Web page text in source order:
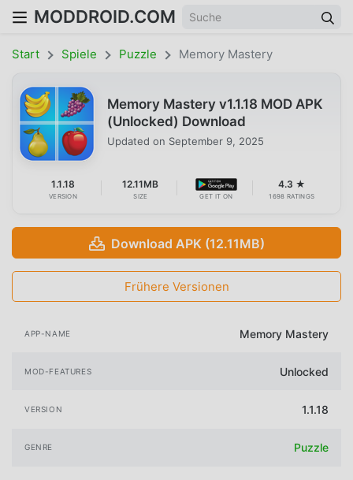
MODDROID.COM
Start Spiele Puzzle Memory Mastery
Memory Mastery v1.1.18 MOD APK
(Unlocked) Download
Updated on September 9, 2025
1.1.18
VERSION
12.11MB
SIZE GET IT ON
4.3 ★
1698 RATINGS
Download APK (12.11MB)
Frühere Versionen
APP-NAME Memory Mastery
MOD-FEATURES Unlocked
VERSION 1.1.18
GENRE Puzzle